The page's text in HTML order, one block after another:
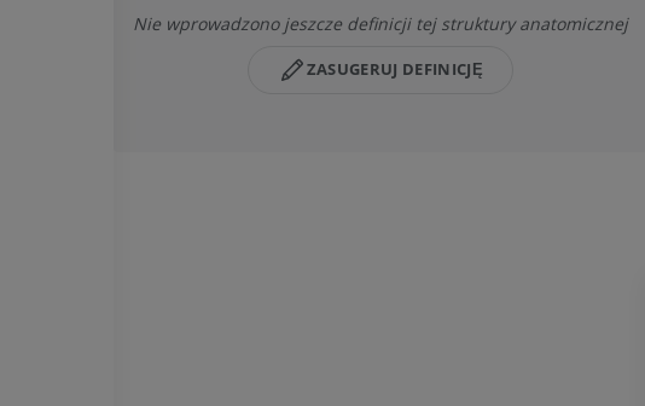
Nie wprowadzono jeszcze definicji tej struktury anatomicznej
ZASUGERUJ DEFINICJĘ